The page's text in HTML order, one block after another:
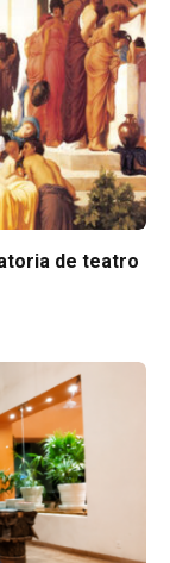
de teatro